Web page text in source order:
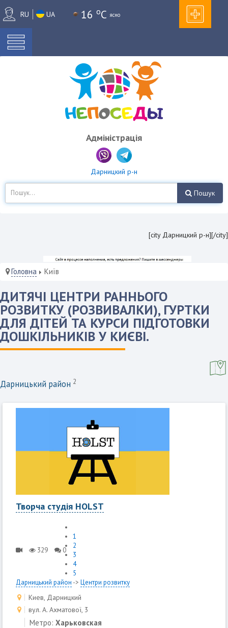
RU UA 16 oC ясно
Адміністрація
Дарницкий р-н
Пошук
[city Дарницкий р-н][/city]
Головна Київ
ДИТЯЧІ ЦЕНТРИ РАННЬОГО
РОЗВИТКУ (РОЗВИВАЛКИ), ГУРТКИ
ДЛЯ ДІТЕЙ ТА КУРСИ ПІДГОТОВКИ
ДОШКІЛЬНИКІВ У КИЄВІ.
Дарницький район 2
Творча студія HOLST
329 0
1
2
3
4
5
Дарницький район -> Центри розвитку
Киев, Дарницкий
вул. А. Ахматової, 3
Метро: Харьковская